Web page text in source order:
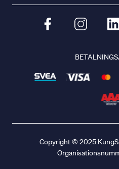
Copyright © 2025